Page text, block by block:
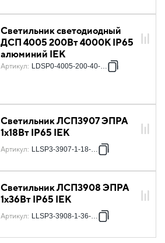
Светильник светодиодный
ДСП 4005 200Вт 4000К IP65
алюминий IEK
Артикул: LDSP0-4005-200-40-K23
Светильник ЛСП3907 ЭПРА
1х18Вт IP65 IEK
Артикул: LLSP3-3907-1-18-K03
Светильник ЛСП3908 ЭПРА
1х36Вт IP65 IEK
Артикул: LLSP3-3908-1-36-K03